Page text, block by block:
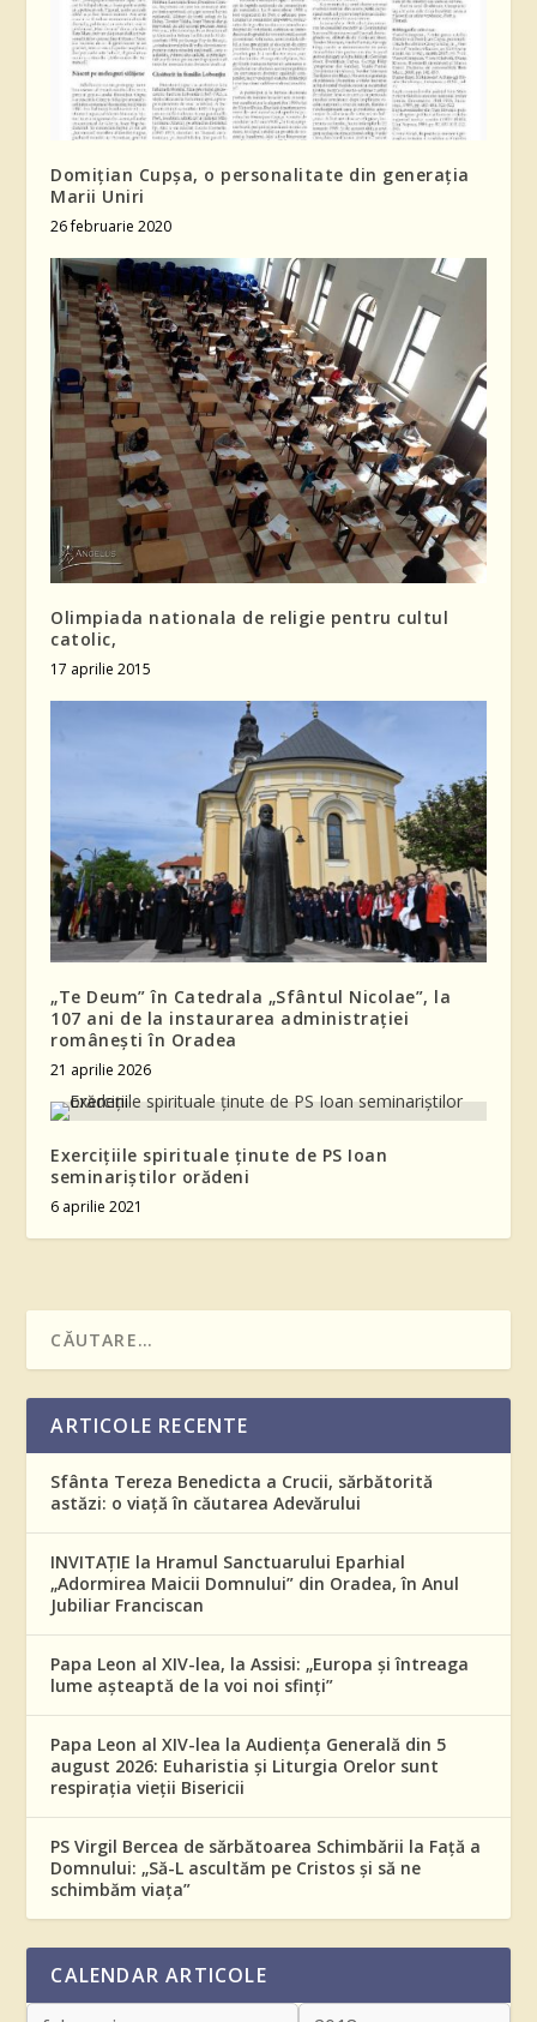
Domițian Cupșa, o personalitate din generația
Marii Uniri
26 februarie 2020
Olimpiada nationala de religie pentru cultul
catolic,
17 aprilie 2015
„Te Deum” în Catedrala „Sfântul Nicolae”, la
107 ani de la instaurarea administrației
românești în Oradea
21 aprilie 2026
Exercițiile spirituale ținute de PS Ioan
seminariștilor orădeni
6 aprilie 2021
ARTICOLE RECENTE
Sfânta Tereza Benedicta a Crucii, sărbătorită
astăzi: o viață în căutarea Adevărului
INVITAȚIE la Hramul Sanctuarului Eparhial
„Adormirea Maicii Domnului” din Oradea, în Anul
Jubiliar Franciscan
Papa Leon al XIV-lea, la Assisi: „Europa și întreaga
lume așteaptă de la voi noi sfinți”
Papa Leon al XIV-lea la Audiența Generală din 5
august 2026: Euharistia și Liturgia Orelor sunt
respirația vieții Bisericii
PS Virgil Bercea de sărbătoarea Schimbării la Față a
Domnului: „Să-L ascultăm pe Cristos și să ne
schimbăm viața”
CALENDAR ARTICOLE